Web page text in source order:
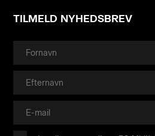
TILMELD NYHEDSBREV